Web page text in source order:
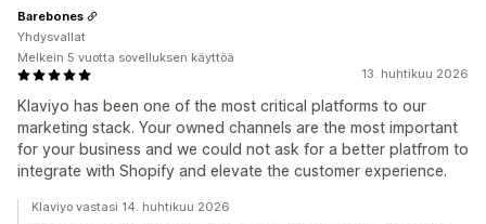
13. huhtikuu 2026
Klaviyo has been one of the most critical platforms to our
marketing stack. Your owned channels are the most important
for your business and we could not ask for a better platfrom to
integrate with Shopify and elevate the customer experience.
Barebones
Yhdysvallat
Melkein 5 vuotta sovelluksen käyttöä
Klaviyo vastasi 14. huhtikuu 2026